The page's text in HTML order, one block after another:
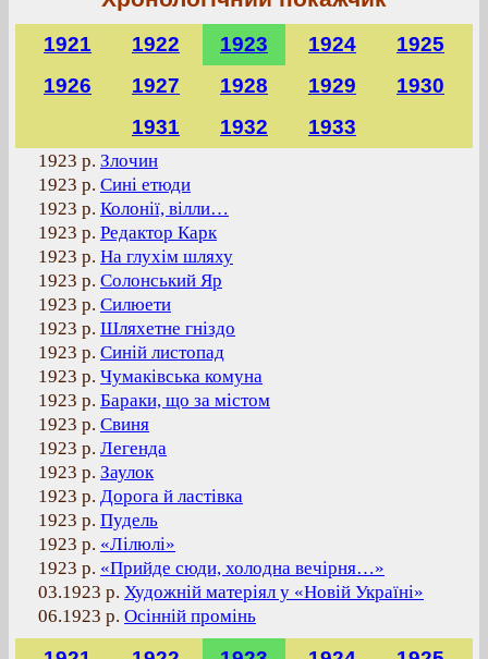
1921 1922 1923 1924
1925
1926
1927 1928 1929
1930
1931
1932 1933
1923 р. Злочин
1923 р. Сині етюди
1923 р. Колонії, вілли…
1923 р. Редактор Карк
1923 р. На глухім шляху
1923 р. Солонський Яр
1923 р. Силюети
1923 р. Шляхетне гніздо
1923 р. Синій листопад
1923 р. Чумаківська комуна
1923 р. Бараки, що за містом
1923 р. Свиня
1923 р. Легенда
1923 р. Заулок
1923 р. Дорога й ластівка
1923 р. Пудель
1923 р. «Лілюлі»
1923 р. «Прийде сюди, холодна вечірня…»
03.1923 р. Художній матеріял у «Новій Україні»
06.1923 р. Осінній промінь